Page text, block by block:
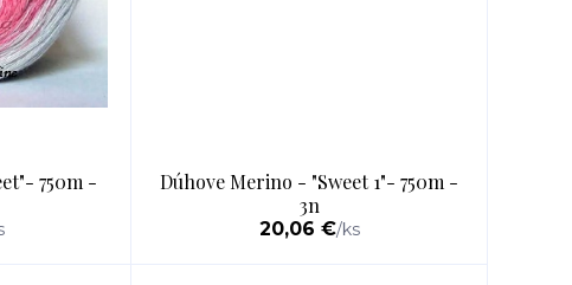
750m -
Dúhove Merino - "Sweet 1"- 750m -
3n
20,06 €/ks